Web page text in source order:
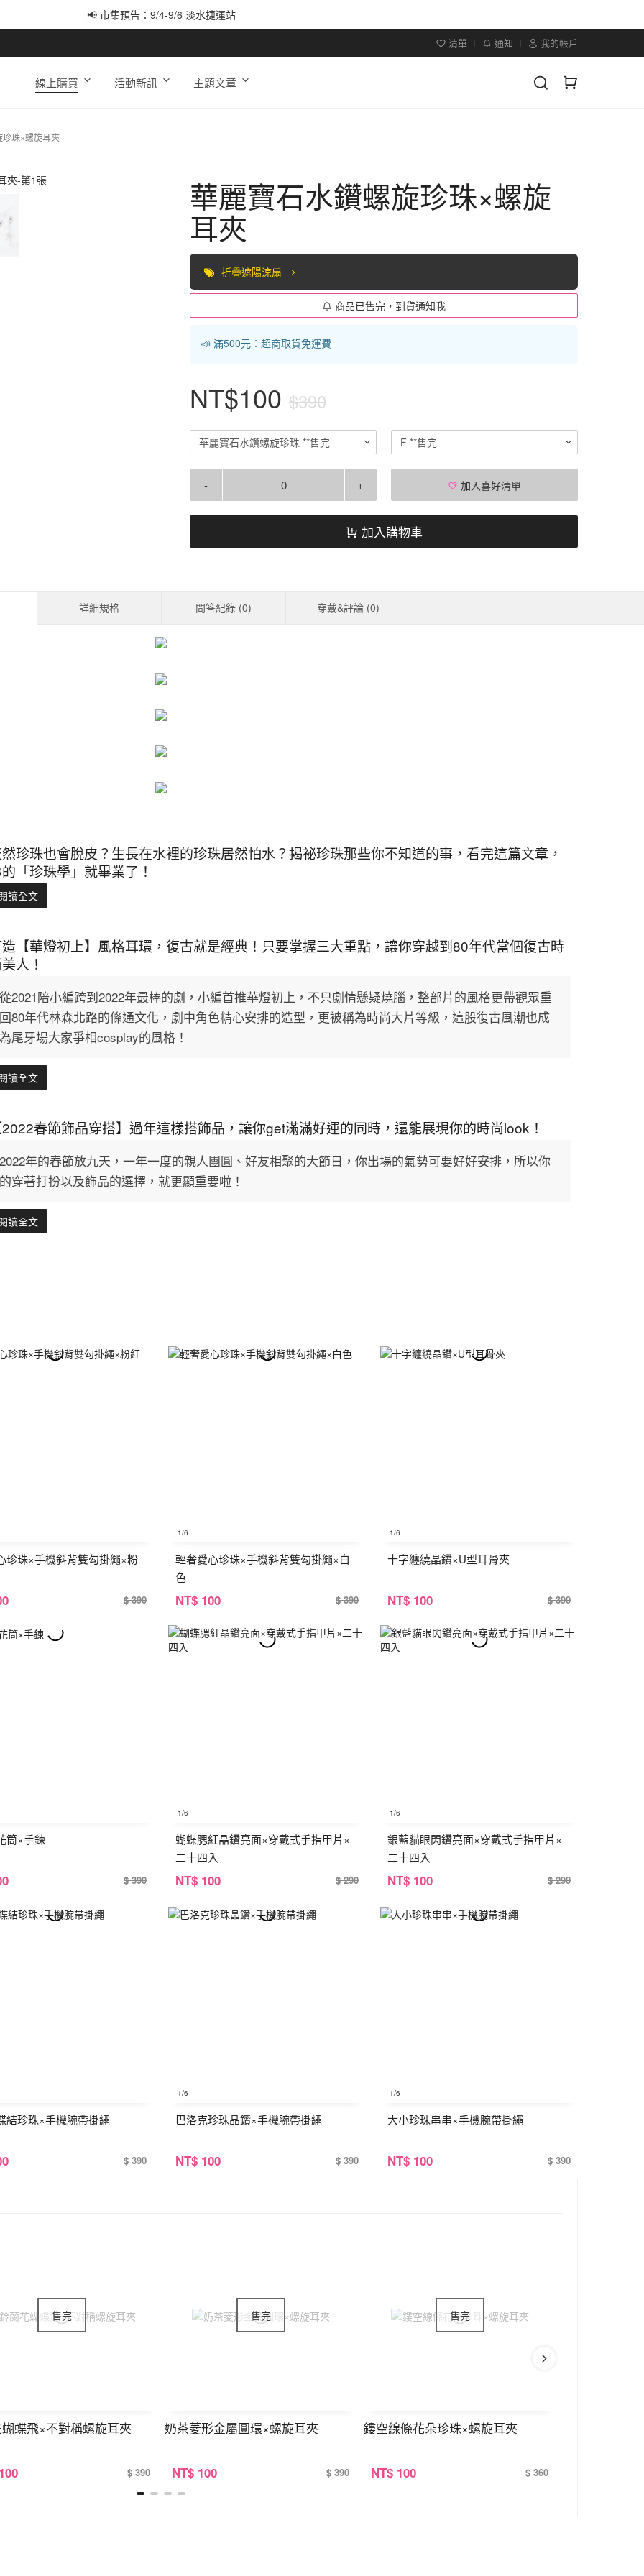
📢 市集預告：9/4-9/6 淡水捷運站
清單 通知 我的帳戶
線上購買 活動新訊 主題文章
珠×螺旋耳夾
華麗寶石水鑽螺旋珍珠×螺旋
耳夾
折疊遮陽涼扇
商品已售完，到貨通知我
📣 滿500元：超商取貨免運費
NT$100 $390
華麗寶石水鑽螺旋珍珠 **售完 F **售完
- + 加入喜好清單
加入購物車
詳細規格 問答紀錄 (0) 穿戴&評論 (0)
珍珠也會脫皮？生長在水裡的珍珠居然怕水？揭祕珍珠那些你不知道的事，看完這篇文章，
「珍珠學」就畢業了！
讀全文
【華燈初上】風格耳環，復古就是經典！只要掌握三大重點，讓你穿越到80年代當個復古時
人！
從2021陪小編跨到2022年最棒的劇，小編首推華燈初上，不只劇情懸疑燒腦，整部片的風格更帶觀眾重
回80年代林森北路的條通文化，劇中角色精心安排的造型，更被稱為時尚大片等級，這股復古風潮也成
為尾牙場大家爭相cosplay的風格！
讀全文
春節飾品穿搭】過年這樣搭飾品，讓你get滿滿好運的同時，還能展現你的時尚look！
2022年的春節放九天，一年一度的親人團圓、好友相聚的大節日，你出場的氣勢可要好好安排，所以你
的穿著打扮以及飾品的選擇，就更顯重要啦！
讀全文
珍珠×手機斜背雙勾掛繩×粉
$ 390
1/6
輕奢愛心珍珠×手機斜背雙勾掛繩×白
色
NT$ 100 $ 390
1/6
十字纏繞晶鑽×U型耳骨夾
NT$ 100 $ 390
筒×手鍊
$ 390
1/6
蝴蝶腮紅晶鑽亮面×穿戴式手指甲片×
二十四入
NT$ 100 $ 290
1/6
銀藍貓眼閃鑽亮面×穿戴式手指甲片×
二十四入
NT$ 100 $ 290
結珍珠×手機腕帶掛繩
$ 390
1/6
巴洛克珍珠晶鑽×手機腕帶掛繩
NT$ 100 $ 390
1/6
大小珍珠串串×手機腕帶掛繩
NT$ 100 $ 390
蝶飛×不對稱螺旋耳夾
$ 390
奶茶菱形金屬圓環×螺旋耳夾
NT$ 100 $ 390
鏤空線條花朵珍珠×螺旋耳夾
NT$ 100 $ 360